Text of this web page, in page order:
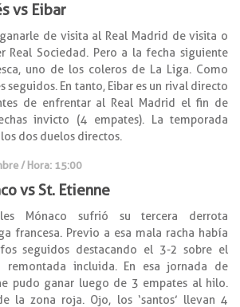
vs Eibar
de visita al Real Madrid de visita o
Real Sociedad. Pero a la fecha siguiente
uno de los coleros de La Liga. Como
seguidos. En tanto, Eibar es un rival directo
de enfrentar al Real Madrid el fin de
invicto (4 empates). La temporada
dos duelos directos.
/ Hora: 15:00
vs St. Etienne
Mónaco sufrió su tercera derrota
francesa. Previo a esa mala racha había
seguidos destacando el 3-2 sobre el
remontada incluida. En esa jornada de
pudo ganar luego de 3 empates al hilo.
la zona roja. Ojo, los ‘santos’ llevan 4